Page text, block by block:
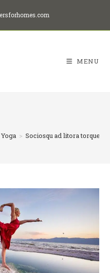
MENU
Yoga > Sociosqu ad litora torquent